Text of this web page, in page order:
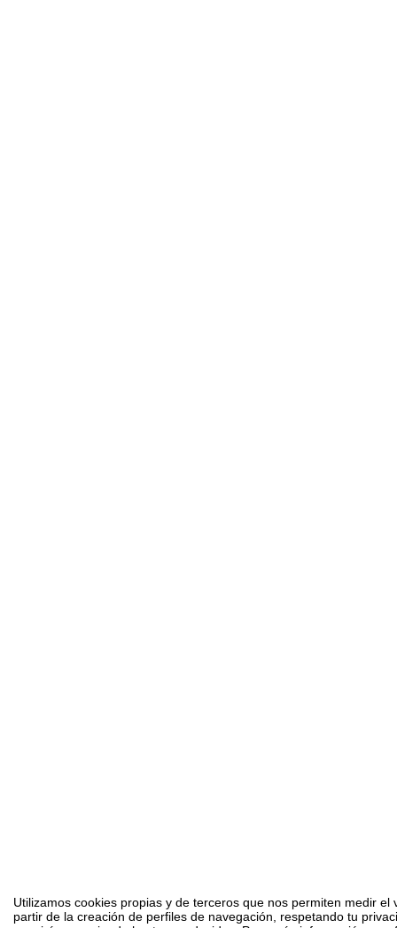
Utilizamos cookies propias y de terceros que nos permiten medir
partir de la creación de perfiles de navegación, respetando tu